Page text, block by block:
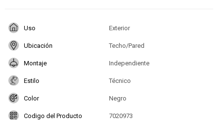
Uso Exterior
Ubicación Techo/Pared
Montaje Independiente
Estilo Técnico
Color Negro
Codigo del Producto 7020973